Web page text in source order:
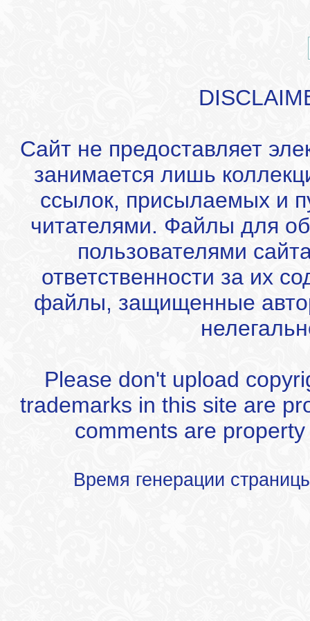
Сайт не предоставляет
занимается лишь
ссылок, присылаемых и
читателями. Файлы для
пользователями
ответственности за их
файлы, защищенные
Please don't upload
trademarks in this site are
comments are
Время генерации